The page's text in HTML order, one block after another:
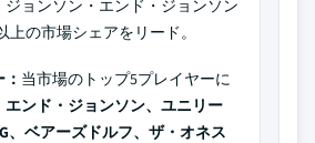
ジョンソン・エンド・ジョンソン
上の市場シェアをリード。
当市場のトップ5プレイヤーに
エンド・ジョンソン、ユニリー
、ベアーズドルフ、ザ・オネス